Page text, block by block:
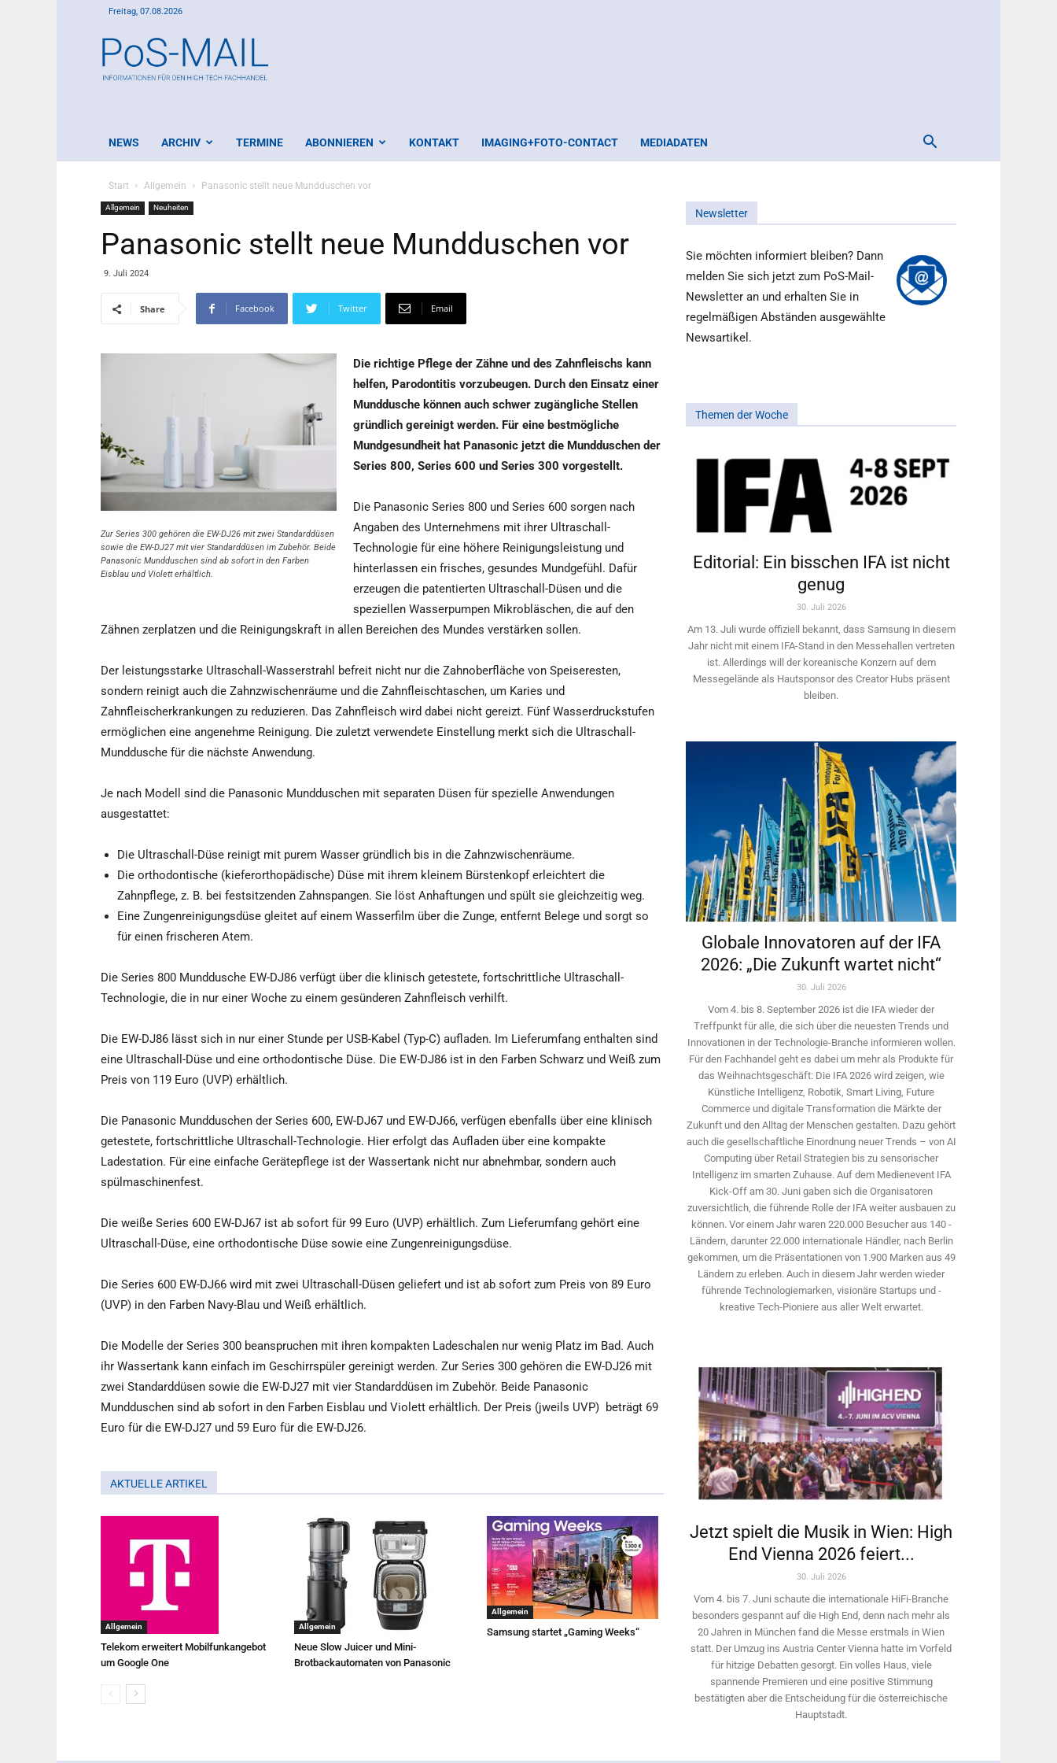
Freitag, 07.08.2026
Mail
NEWS ARCHIV TERMINE ABONNIEREN KONTAKT IMAGING+FOTO-CONTACT MEDIADATEN
Start Allgemein Panasonic stellt neue Mundduschen vor
Allgemein Neuheiten
Panasonic stellt neue Mundduschen vor
9. Juli 2024
Share Facebook Twitter Email
Zur Series 300 gehören die EW-DJ26 mit zwei Standarddüsen
sowie die EW-DJ27 mit vier Standarddüsen im Zubehör. Beide
Panasonic Mundduschen sind ab sofort in den Farben
Eisblau und Violett erhältlich.
Die richtige Pflege der Zähne und des Zahnfleischs kann
helfen, Parodontitis vorzubeugen. Durch den Einsatz einer
Munddusche können auch schwer zugängliche Stellen
gründlich gereinigt werden. Für eine bestmögliche
Mundgesundheit hat Panasonic jetzt die Mundduschen der
Series 800, Series 600 und Series 300 vorgestellt.
Die Panasonic Series 800 und Series 600 sorgen nach
Angaben des Unternehmens mit ihrer Ultraschall-
Technologie für eine höhere Reinigungsleistung und
hinterlassen ein frisches, gesundes Mundgefühl. Dafür
erzeugen die patentierten Ultraschall-Düsen und die
speziellen Wasserpumpen Mikrobläschen, die auf den
Zähnen zerplatzen und die Reinigungskraft in allen Bereichen des Mundes verstärken sollen.
Der leistungsstarke Ultraschall-Wasserstrahl befreit nicht nur die Zahnoberfläche von Speiseresten,
sondern reinigt auch die Zahnzwischenräume und die Zahnfleischtaschen, um Karies und
Zahnfleischerkrankungen zu reduzieren. Das Zahnfleisch wird dabei nicht gereizt. Fünf Wasserdruckstufen
ermöglichen eine angenehme Reinigung. Die zuletzt verwendete Einstellung merkt sich die Ultraschall-
Munddusche für die nächste Anwendung.
Je nach Modell sind die Panasonic Mundduschen mit separaten Düsen für spezielle Anwendungen
ausgestattet:
Die Ultraschall-Düse reinigt mit purem Wasser gründlich bis in die Zahnzwischenräume.
Die orthodontische (kieferorthopädische) Düse mit ihrem kleinem Bürstenkopf erleichtert die
Zahnpflege, z. B. bei festsitzenden Zahnspangen. Sie löst Anhaftungen und spült sie gleichzeitig weg.
Eine Zungenreinigungsdüse gleitet auf einem Wasserfilm über die Zunge, entfernt Belege und sorgt so
für einen frischeren Atem.
Die Series 800 Munddusche EW-DJ86 verfügt über die klinisch getestete, fortschrittliche Ultraschall-
Technologie, die in nur einer Woche zu einem gesünderen Zahnfleisch verhilft.
Die EW-DJ86 lässt sich in nur einer Stunde per USB-Kabel (Typ-C) aufladen. Im Lieferumfang enthalten sind
eine Ultraschall-Düse und eine orthodontische Düse. Die EW-DJ86 ist in den Farben Schwarz und Weiß zum
Preis von 119 Euro (UVP) erhältlich.
Die Panasonic Mundduschen der Series 600, EW-DJ67 und EW-DJ66, verfügen ebenfalls über eine klinisch
getestete, fortschrittliche Ultraschall-Technologie. Hier erfolgt das Aufladen über eine kompakte
Ladestation. Für eine einfache Gerätepflege ist der Wassertank nicht nur abnehmbar, sondern auch
spülmaschinenfest.
Die weiße Series 600 EW-DJ67 ist ab sofort für 99 Euro (UVP) erhältlich. Zum Lieferumfang gehört eine
Ultraschall-Düse, eine orthodontische Düse sowie eine Zungenreinigungsdüse.
Die Series 600 EW-DJ66 wird mit zwei Ultraschall-Düsen geliefert und ist ab sofort zum Preis von 89 Euro
(UVP) in den Farben Navy-Blau und Weiß erhältlich.
Die Modelle der Series 300 beanspruchen mit ihren kompakten Ladeschalen nur wenig Platz im Bad. Auch
ihr Wassertank kann einfach im Geschirrspüler gereinigt werden. Zur Series 300 gehören die EW-DJ26 mit
zwei Standarddüsen sowie die EW-DJ27 mit vier Standarddüsen im Zubehör. Beide Panasonic
Mundduschen sind ab sofort in den Farben Eisblau und Violett erhältlich. Der Preis (jweils UVP) beträgt 69
Euro für die EW-DJ27 und 59 Euro für die EW-DJ26.
AKTUELLE ARTIKEL
Allgemein
Telekom erweitert Mobilfunkangebot
um Google One
Allgemein
Neue Slow Juicer und Mini-
Brotbackautomaten von Panasonic
Allgemein
Samsung startet „Gaming Weeks“
Newsletter
Sie möchten informiert bleiben? Dann
melden Sie sich jetzt zum PoS-Mail-
Newsletter an und erhalten Sie in
regelmäßigen Abständen ausgewählte
Newsartikel.
Themen der Woche
Editorial: Ein bisschen IFA ist nicht
genug
30. Juli 2026
Am 13. Juli wurde offiziell bekannt, dass Samsung in diesem
Jahr nicht mit einem IFA-Stand in den Messehallen vertreten
ist. Allerdings will ­der koreanische Konzern auf dem
Messegelände als Hautsponsor des Creator Hubs präsent
bleiben.
Globale Innovatoren auf der IFA
2026: „Die Zukunft wartet nicht“
30. Juli 2026
Vom 4. bis 8. September 2026 ist die IFA wieder der
Treffpunkt für alle, die sich über die neuesten Trends und
Innovationen in der Technologie-­Branche informieren wollen.
Für den Fachhandel geht es dabei um mehr als Produkte für
das Weihnachtsgeschäft: Die IFA 2026 wird ­zeigen, wie
Künstliche Intelligenz, Robotik, Smart Living, Future
Commerce und digitale Trans­formation die Märkte der
Zukunft und den Alltag der Menschen gestalten. Dazu gehört
auch die gesellschaftliche Einordnung neuer Trends – von AI
Computing über Retail Strategien bis zu sensorischer
Intelligenz im smarten Zuhause. Auf dem Medien­event IFA
Kick-Off am 30. Juni gaben sich die Organisatoren
zuversichtlich, die führende Rolle der IFA weiter ausbauen zu
können. Vor einem Jahr ­waren 220.000 Besucher aus 140 ­
Ländern, ­darunter 22.000 internationale Händler, nach Berlin
gekommen, um die Präsen­tationen von 1.900 Marken aus 49
Ländern zu erleben. Auch in diesem Jahr werden wieder
führende Technologiemarken, visionäre Startups und ­
kreative Tech-Pioniere aus aller Welt erwartet.
Jetzt spielt die Musik in Wien: High
End Vienna 2026 feiert...
30. Juli 2026
Vom 4. bis 7. Juni schaute die internationale HiFi-Branche
besonders gespannt auf die High End, denn nach mehr als
20 Jahren in München fand die Messe erstmals in Wien
statt. Der Umzug ins Austria Center Vienna hatte im Vorfeld
für hitzige Debatten gesorgt. Ein volles Haus, viele
spannende Premieren und eine positive Stimmung
bestätigten aber die Entscheidung für die österreichische
Hauptstadt.